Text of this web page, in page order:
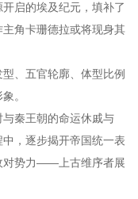
启的埃及纪元，填补了
角卡珊德拉或将现身其
、五官轮廓、体型比例
。
秦王朝的命运休戚与
，逐步揭开帝国统一表
对势力——上古维序者展